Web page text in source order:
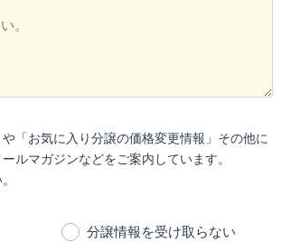
「お気に入り分譲の価格変更情報」その他に
ルマガジンなどをご案内しています。
分譲情報を受け取らない